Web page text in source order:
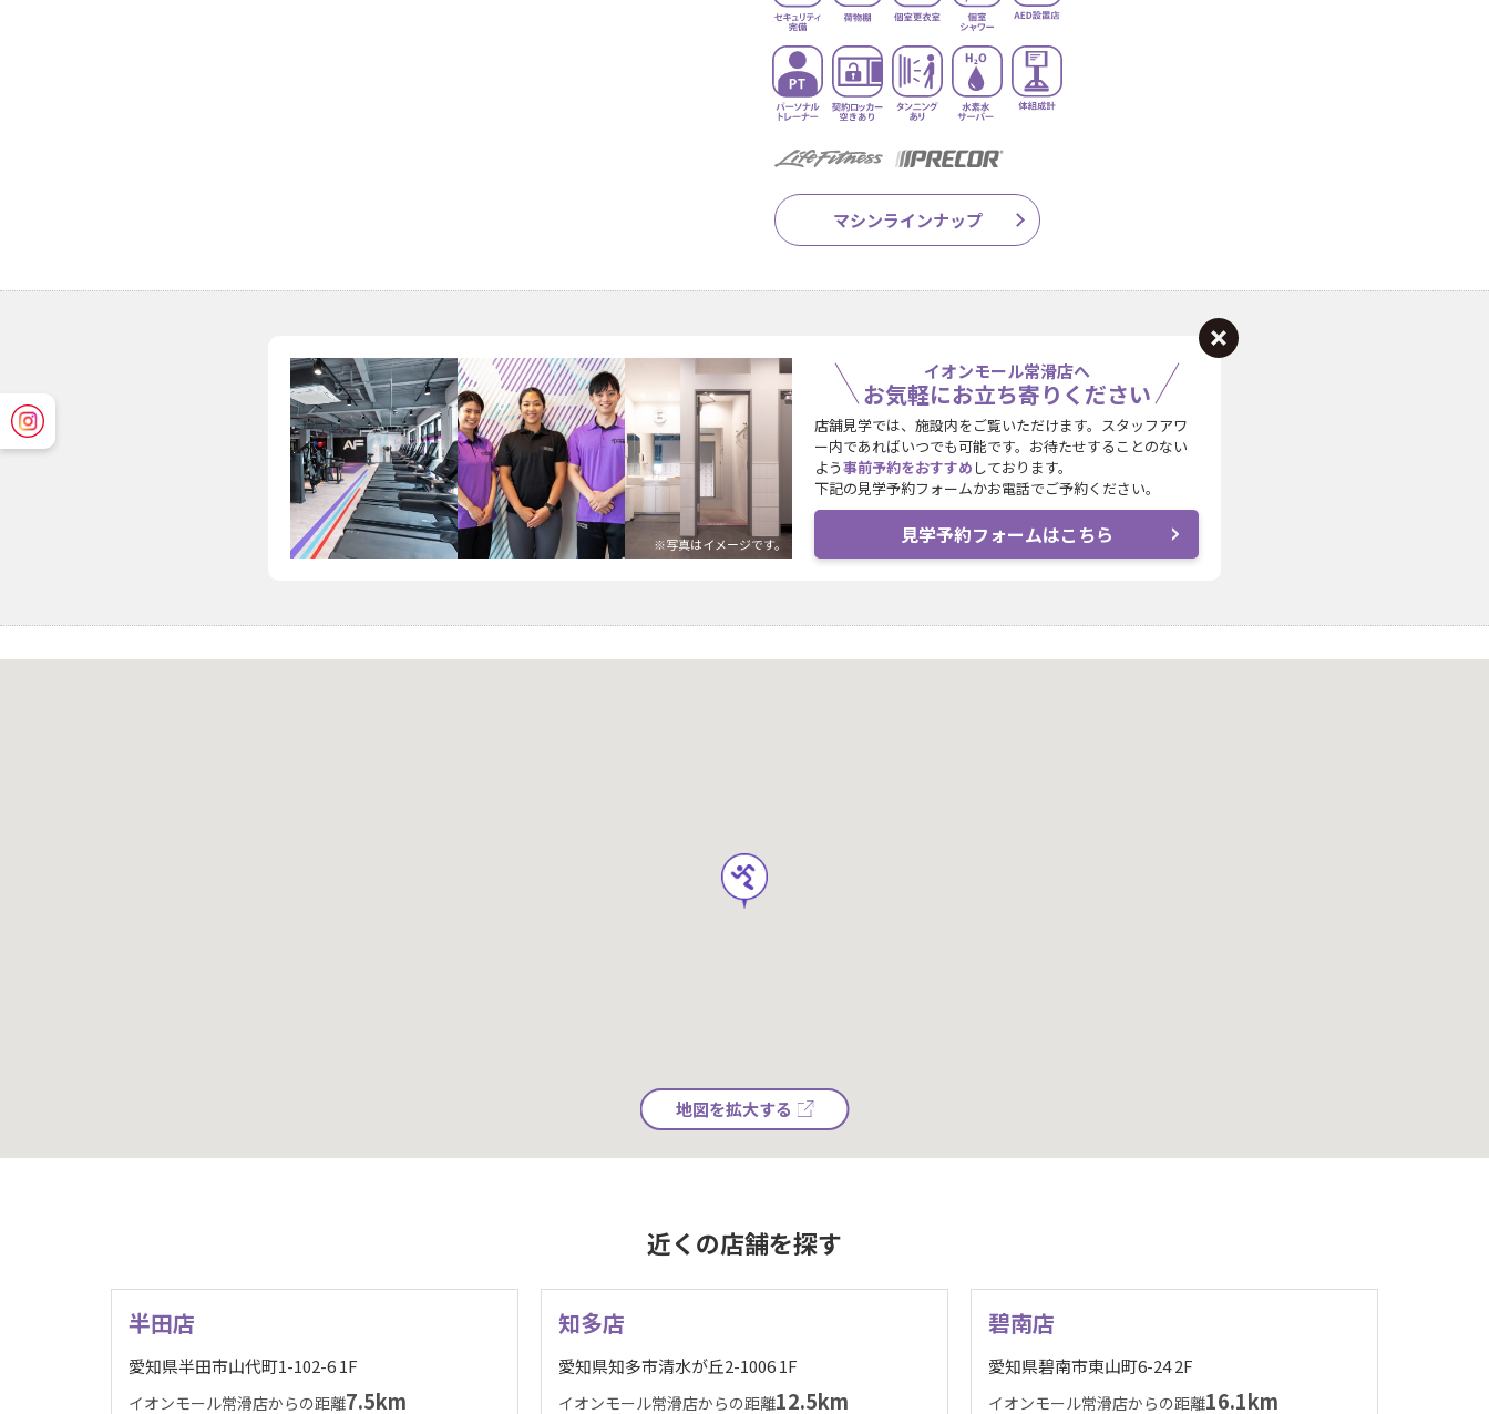
マシンラインナップ
イオンモール常滑店へ
お気軽にお立ち寄りください
※写真はイメージです。
店舗見学では、施設内をご覧いただけます。スタッフアワ
ー内であればいつでも可能です。お待たせすることのない
よう事前予約をおすすめ しております。
下記の見学予約フォームかお電話でご予約ください。
見学予約フォームはこちら
地図を拡大する
近くの店舗を探す
半田店
愛知県半田市山代町1-102-6 1F
イオンモール常滑店からの距離7.5km
知多店
愛知県知多市清水が丘2-1006 1F
イオンモール常滑店からの距離12.5km
碧南店
愛知県碧南市東山町6-24 2F
イオンモール常滑店からの距離16.1km